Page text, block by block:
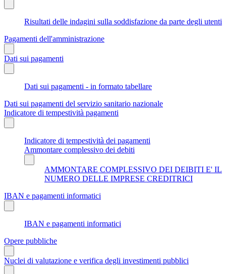
Risultati delle indagini sulla soddisfazione da parte degli utenti
Pagamenti dell'amministrazione
Dati sui pagamenti
Dati sui pagamenti - in formato tabellare
Dati sui pagamenti del servizio sanitario nazionale
Indicatore di tempestività pagamenti
Indicatore di tempestività dei pagamenti
Ammontare complessivo dei debiti
AMMONTARE COMPLESSIVO DEI DEIBITI E' IL
NUMERO DELLE IMPRESE CREDITRICI
IBAN e pagamenti informatici
IBAN e pagamenti informatici
Opere pubbliche
Nuclei di valutazione e verifica degli investimenti pubblici